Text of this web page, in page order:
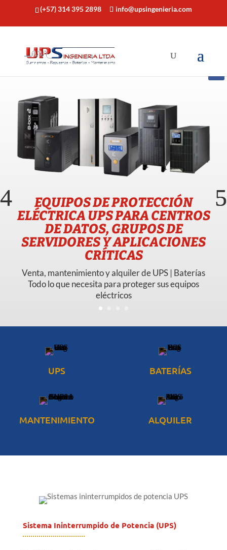
(+57) 314 395 2898 info@upsingenieria.com
EQUIPOS DE PROTECCIÓN
ELÉCTRICA UPS PARA CENTROS
DE DATOS, GRUPOS DE
SERVIDORES Y APLICACIONES
CRÍTICAS
Venta, mantenimiento y alquiler de UPS | Baterías
Todo lo que necesita para proteger sus equipos
eléctricos
UPS BATERÍAS
MANTENIMIENTO ALQUILER
Sistema Ininterrumpido de Potencia (UPS)